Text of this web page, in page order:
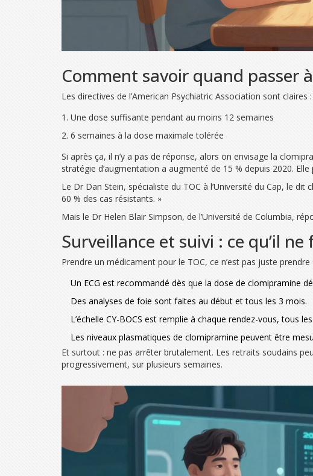
Comment savoir quand passer
Les directives de l’American Psychiatric Association sont claires
Une dose suffisante pendant au moins 12 semaines
6 semaines à la dose maximale tolérée
Si après ça, il n’y a pas de réponse, alors on envisage la
stratégie d’augmentation a augmenté de 15 % depuis 2020.
Le Dr Dan Stein, spécialiste du TOC à l’Université du Cap, le
60 % des cas résistants. »
Mais le Dr Helen Blair Simpson, de l’Université de Columbia,
Surveillance et suivi : ce qu’il
Prendre un médicament pour le TOC, ce n’est pas juste
Un ECG est recommandé dès que la dose de clomipramine
Des analyses de foie sont faites au début et tous les 3 mois.
L’échelle CY-BOCS est remplie à chaque rendez-vous, tous
Les niveaux plasmatiques de clomipramine peuvent être
Et surtout : ne pas arrêter brutalement. Les retraits soudains
progressivement, sur plusieurs semaines.